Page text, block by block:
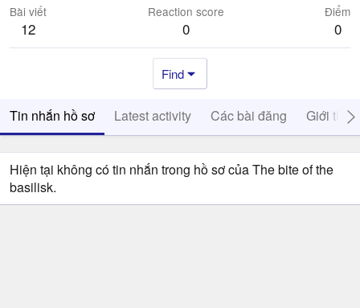
Bài viết
12
Reaction score
0
Điểm
0
Find
Tin nhắn hồ sơ Latest activity Các bài đăng Giới thiệu
Hiện tại không có tin nhắn trong hồ sơ của The bite of the
basilisk.